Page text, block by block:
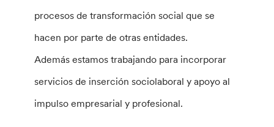
procesos de transformación social que se
hacen por parte de otras entidades.
Además estamos trabajando para incorporar
servicios de inserción sociolaboral y apoyo al
impulso empresarial y profesional.